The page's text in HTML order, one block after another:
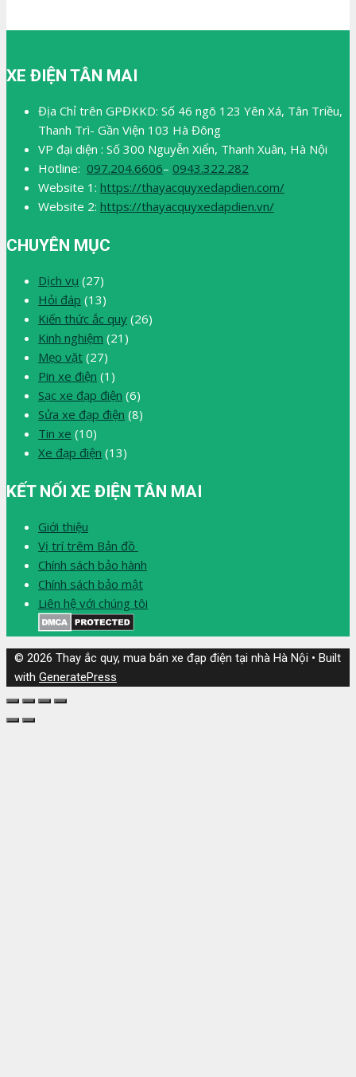
XE ĐIỆN TÂN MAI
Địa Chỉ trên GPĐKKD: Số 46 ngõ 123 Yên Xá, Tân Triều,
Thanh Trì- Gần Viện 103 Hà Đông
VP đại diện : Số 300 Nguyễn Xiển, Thanh Xuân, Hà Nội
Hotline: 097.204.6606– 0943.322.282
Website 1: https://thayacquyxedapdien.com/
Website 2: https://thayacquyxedapdien.vn/
CHUYÊN MỤC
Dịch vụ (27)
Hỏi đáp (13)
Kiến thức ắc quy (26)
Kinh nghiệm (21)
Mẹo vặt (27)
Pin xe điện (1)
Sạc xe đạp điện (6)
Sửa xe đạp điện (8)
Tin xe (10)
Xe đạp điện (13)
KẾT NỐI XE ĐIỆN TÂN MAI
Giới thiệu
Vị trí trêm Bản đồ
Chính sách bảo hành
Chính sách bảo mật
Liên hệ với chúng tôi
© 2026 Thay ắc quy, mua bán xe đạp điện tại nhà Hà Nội • Built
with GeneratePress